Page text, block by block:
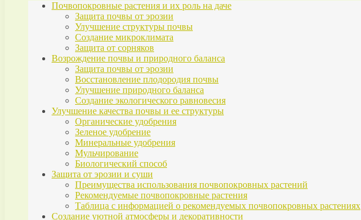
Почвопокровные растения и их роль на даче
Защита почвы от эрозии
Улучшение структуры почвы
Создание микроклимата
Защита от сорняков
Возрождение почвы и природного баланса
Защита почвы от эрозии
Восстановление плодородия почвы
Улучшение природного баланса
Создание экологического равновесия
Улучшение качества почвы и ее структуры
Органические удобрения
Зеленое удобрение
Минеральные удобрения
Мульчирование
Биологический способ
Защита от эрозии и суши
Преимущества использования почвопокровных растений
Рекомендуемые почвопокровные растения
Таблица с информацией о рекомендуемых почвопокровных растениях
Создание уютной атмосферы и декоративности